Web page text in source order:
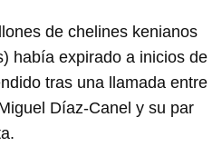
de chelines kenianos
había expirado a inicios de
tras una llamada entre
Díaz-Canel y su par